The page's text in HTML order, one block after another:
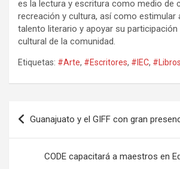
es la lectura y escritura como medio de
recreación y cultura, así como estimular
talento literario y apoyar su participación
cultural de la comunidad.
Etiquetas: #Arte, #Escritores, #IEC, #Libros
Navegación
de
entradas
Guanajuato y el GIFF con gran
CODE capacitará a maestros en